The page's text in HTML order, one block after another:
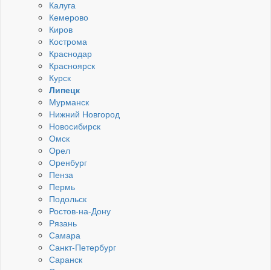
Калуга
Кемерово
Киров
Кострома
Краснодар
Красноярск
Курск
Липецк
Мурманск
Нижний Новгород
Новосибирск
Омск
Орел
Оренбург
Пенза
Пермь
Подольск
Ростов-на-Дону
Рязань
Самара
Санкт-Петербург
Саранск